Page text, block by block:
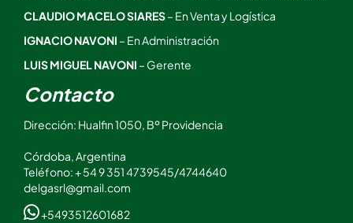
CLAUDIO MACELO SIARES– En Venta y Logística
IGNACIO NAVONI – En Administración
LUIS MIGUEL NAVONI – Gerente
Contacto
Dirección: Hualfin 1050, Bº Providencia
Córdoba, Argentina
Teléfono: + 54 9 351 4739545/4744640
delgasrl@gmail.com
+5493512601682